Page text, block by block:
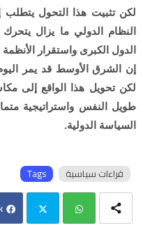
لكن تثبيت هذا التحول يتطلب
النظام الدولي ما يزال
الدول الكبرى واستقرار الأنظمة
إن الشرق الأوسط قد يمر
لكن تحويل هذا الواقع إلى
طويل النفس واستراتيجية
السياسة الدولية.
Tags قراءات سياسية